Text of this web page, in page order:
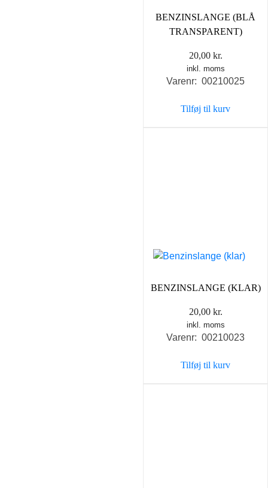
BENZINSLANGE (BLÅ
TRANSPARENT)
20,00 kr.
inkl. moms
Varenr: 00210025
Tilføj til kurv
BENZINSLANGE (KLAR)
20,00 kr.
inkl. moms
Varenr: 00210023
Tilføj til kurv